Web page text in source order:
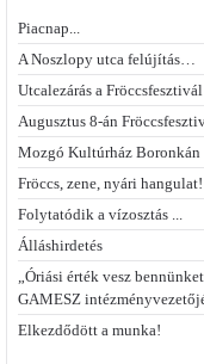
Piacnap...
A Noszlopy utca felújítás…
Utcalezárás a
Augusztus 8-án
Mozgó Kultúrház Boronkán
Fröccs, zene, nyári hangulat!
Folytatódik a vízosztás ...
Álláshirdetés
„Óriási érték vesz
GAMESZ
Elkezdődött a munka!